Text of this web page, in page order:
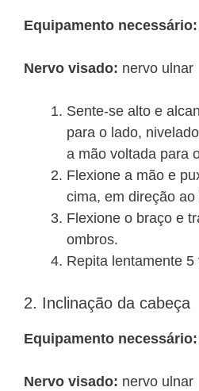
Equipamento necessário:
Nervo visado: nervo ulnar
Sente-se alto e
para o lado,
a mão voltada para
Flexione a mão e
cima, em direção ao
Flexione o braço e
ombros.
Repita lentamente 5
2. Inclinação da cabeça
Equipamento necessário:
Nervo visado: nervo ulnar